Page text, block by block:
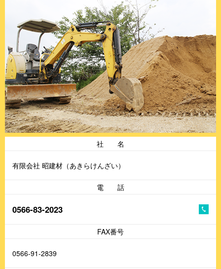
社 名
有限会社 昭建材（あきらけんざい）
電 話
0566-83-2023
FAX番号
0566-91-2839